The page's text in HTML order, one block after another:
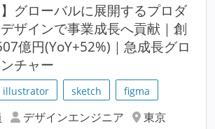
】グローバルに展開するプロダ
ザインで事業成長へ貢献｜創
億円(YoY+52%)｜急成長グロ
チャー
illustrator sketch figma
デザインエンジニア
東京